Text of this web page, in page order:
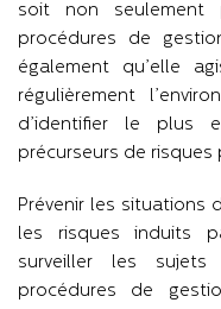
soit non seulement
procédures de
également qu’elle
régulièrement
d’identifier le plus
précurseurs de risques
Prévenir les situations
les risques induits
surveiller les
procédures de